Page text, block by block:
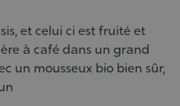
et celui ci est fruité et
à café dans un grand
un mousseux bio bien sûr,